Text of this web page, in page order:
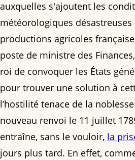
auxquelles s'ajoutent les
météorologiques désastreuses
productions agricoles
poste de ministre des
roi de convoquer les États
pour trouver une solution à
l’hostilité tenace de la
nouveau renvoi le 11 juillet
entraîne, sans le vouloir, la
jours plus tard. En effet,